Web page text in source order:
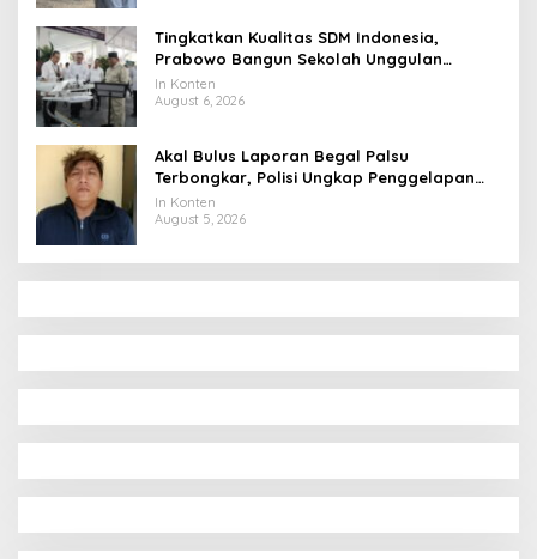
Tingkatkan Kualitas SDM Indonesia,
Prabowo Bangun Sekolah Unggulan
hingga Undang Universitas Terbaik Dunia
In Konten
August 6, 2026
Akal Bulus Laporan Begal Palsu
Terbongkar, Polisi Ungkap Penggelapan
Uang Perusahaan untuk Crypto
In Konten
August 5, 2026